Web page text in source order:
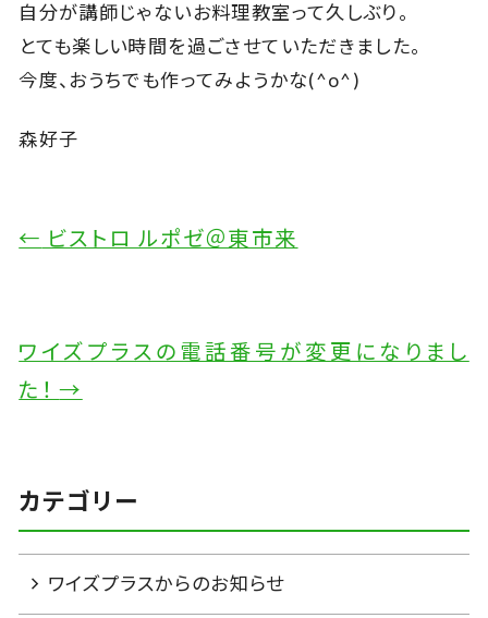
自分が講師じゃないお料理教室って久しぶり。
とても楽しい時間を過ごさせていただきました。
今度、おうちでも作ってみようかな(^o^)
森好子
← ビストロ ルポゼ＠東市来
ワイズプラスの電話番号が変更になりまし
た！ →
カテゴリー
ワイズプラスからのお知らせ